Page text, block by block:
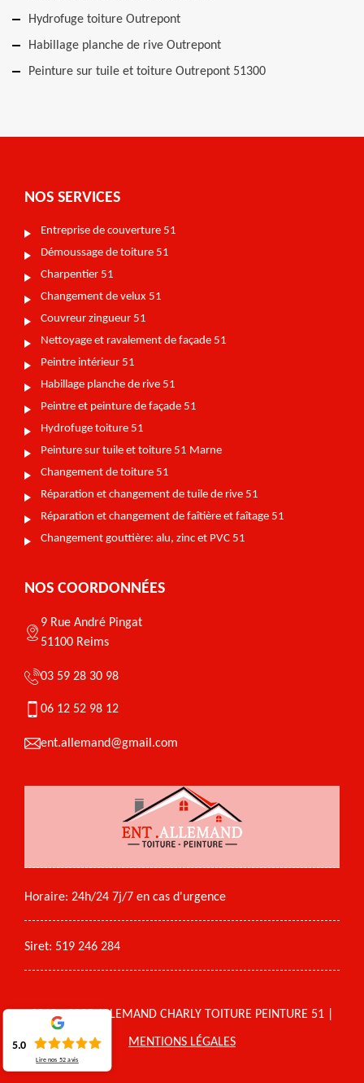
Hydrofuge toiture Outrepont
Habillage planche de rive Outrepont
Peinture sur tuile et toiture Outrepont 51300
NOS SERVICES
Entreprise de couverture 51
Démoussage de toiture 51
Charpentier 51
Changement de velux 51
Couvreur zingueur 51
Nettoyage et ravalement de façade 51
Peintre intérieur 51
Habillage planche de rive 51
Peintre et peinture de façade 51
Hydrofuge toiture 51
Peinture sur tuile et toiture 51 Marne
Changement de toiture 51
Réparation et changement de tuile de rive 51
Réparation et changement de faîtière et faîtage 51
Changement gouttière: alu, zinc et PVC 51
NOS COORDONNÉES
9 Rue André Pingat
51100 Reims
03 59 28 30 98
06 12 52 98 12
ent.allemand@gmail.com
Horaire: 24h/24 7j/7 en cas d'urgence
Siret: 519 246 284
2018 - 2025 ALLEMAND CHARLY TOITURE PEINTURE 51 |
MENTIONS LÉGALES
5.0
Lire nos52 avis